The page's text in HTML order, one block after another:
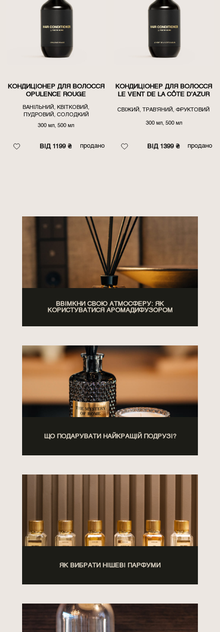
КОНДИЦІОНЕР ДЛЯ ВОЛОССЯ
OPULENCE ROUGE
ВАНІЛЬНИЙ, КВІТКОВИЙ,
ПУДРОВИЙ, СОЛОДКИЙ
300 мл, 500 мл
продано
ВІД 1199 ₴
КОНДИЦІОНЕР ДЛЯ ВОЛОССЯ
LE VENT DE LA CÔTE D’AZUR
СВІЖИЙ, ТРАВ'ЯНИЙ, ФРУКТОВИЙ
300 мл, 500 мл
продано
ВІД 1399 ₴
ВВІМКНИ СВОЮ АТМОСФЕРУ: ЯК
КОРИСТУВАТИСЯ АРОМАДИФУЗОРОМ
ЩО ПОДАРУВАТИ НАЙКРАЩІЙ ПОДРУЗІ?
ЯК ВИБРАТИ НІШЕВІ ПАРФУМИ